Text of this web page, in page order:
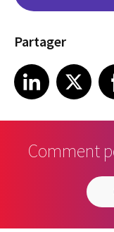
Partager
Share on LinkedIn
LinkedIn
Share on X
Comment